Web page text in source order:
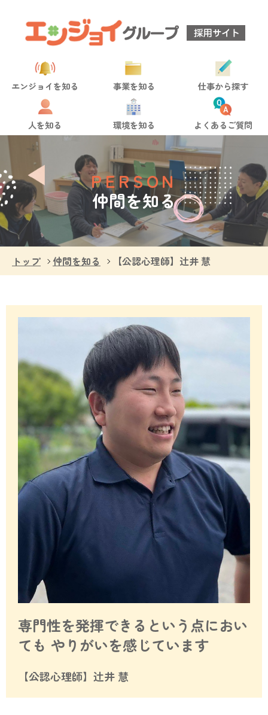
エンジョイを知る 事業を知る 仕事から探す
人を知る 環境を知る よくあるご質問
PERSON
仲間を知る
トップ 仲間を知る 【公認心理師】辻井 慧
専門性を発揮できるという点におい
ても やりがいを感じています
【公認心理師】辻井 慧